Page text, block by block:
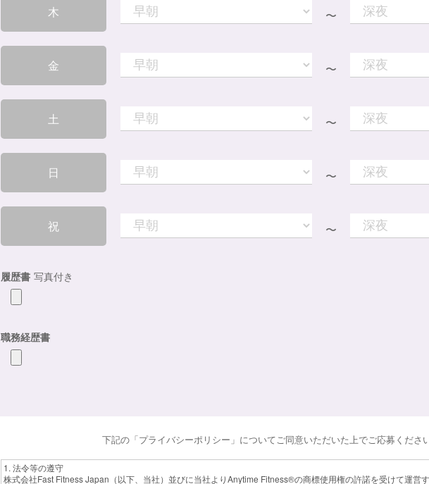
木 〜
金 〜
土 〜
日 〜
祝 〜
履歴書 写真付き
職務経歴書
下記の「プライバシーポリシー」についてご同意いただいた上でご応募くださ
1. 法令等の遵守
株式会社Fast Fitness Japan（以下、当社）並びに当社よりAnytime Fitness®の商標使用権の許諾を受けて運営